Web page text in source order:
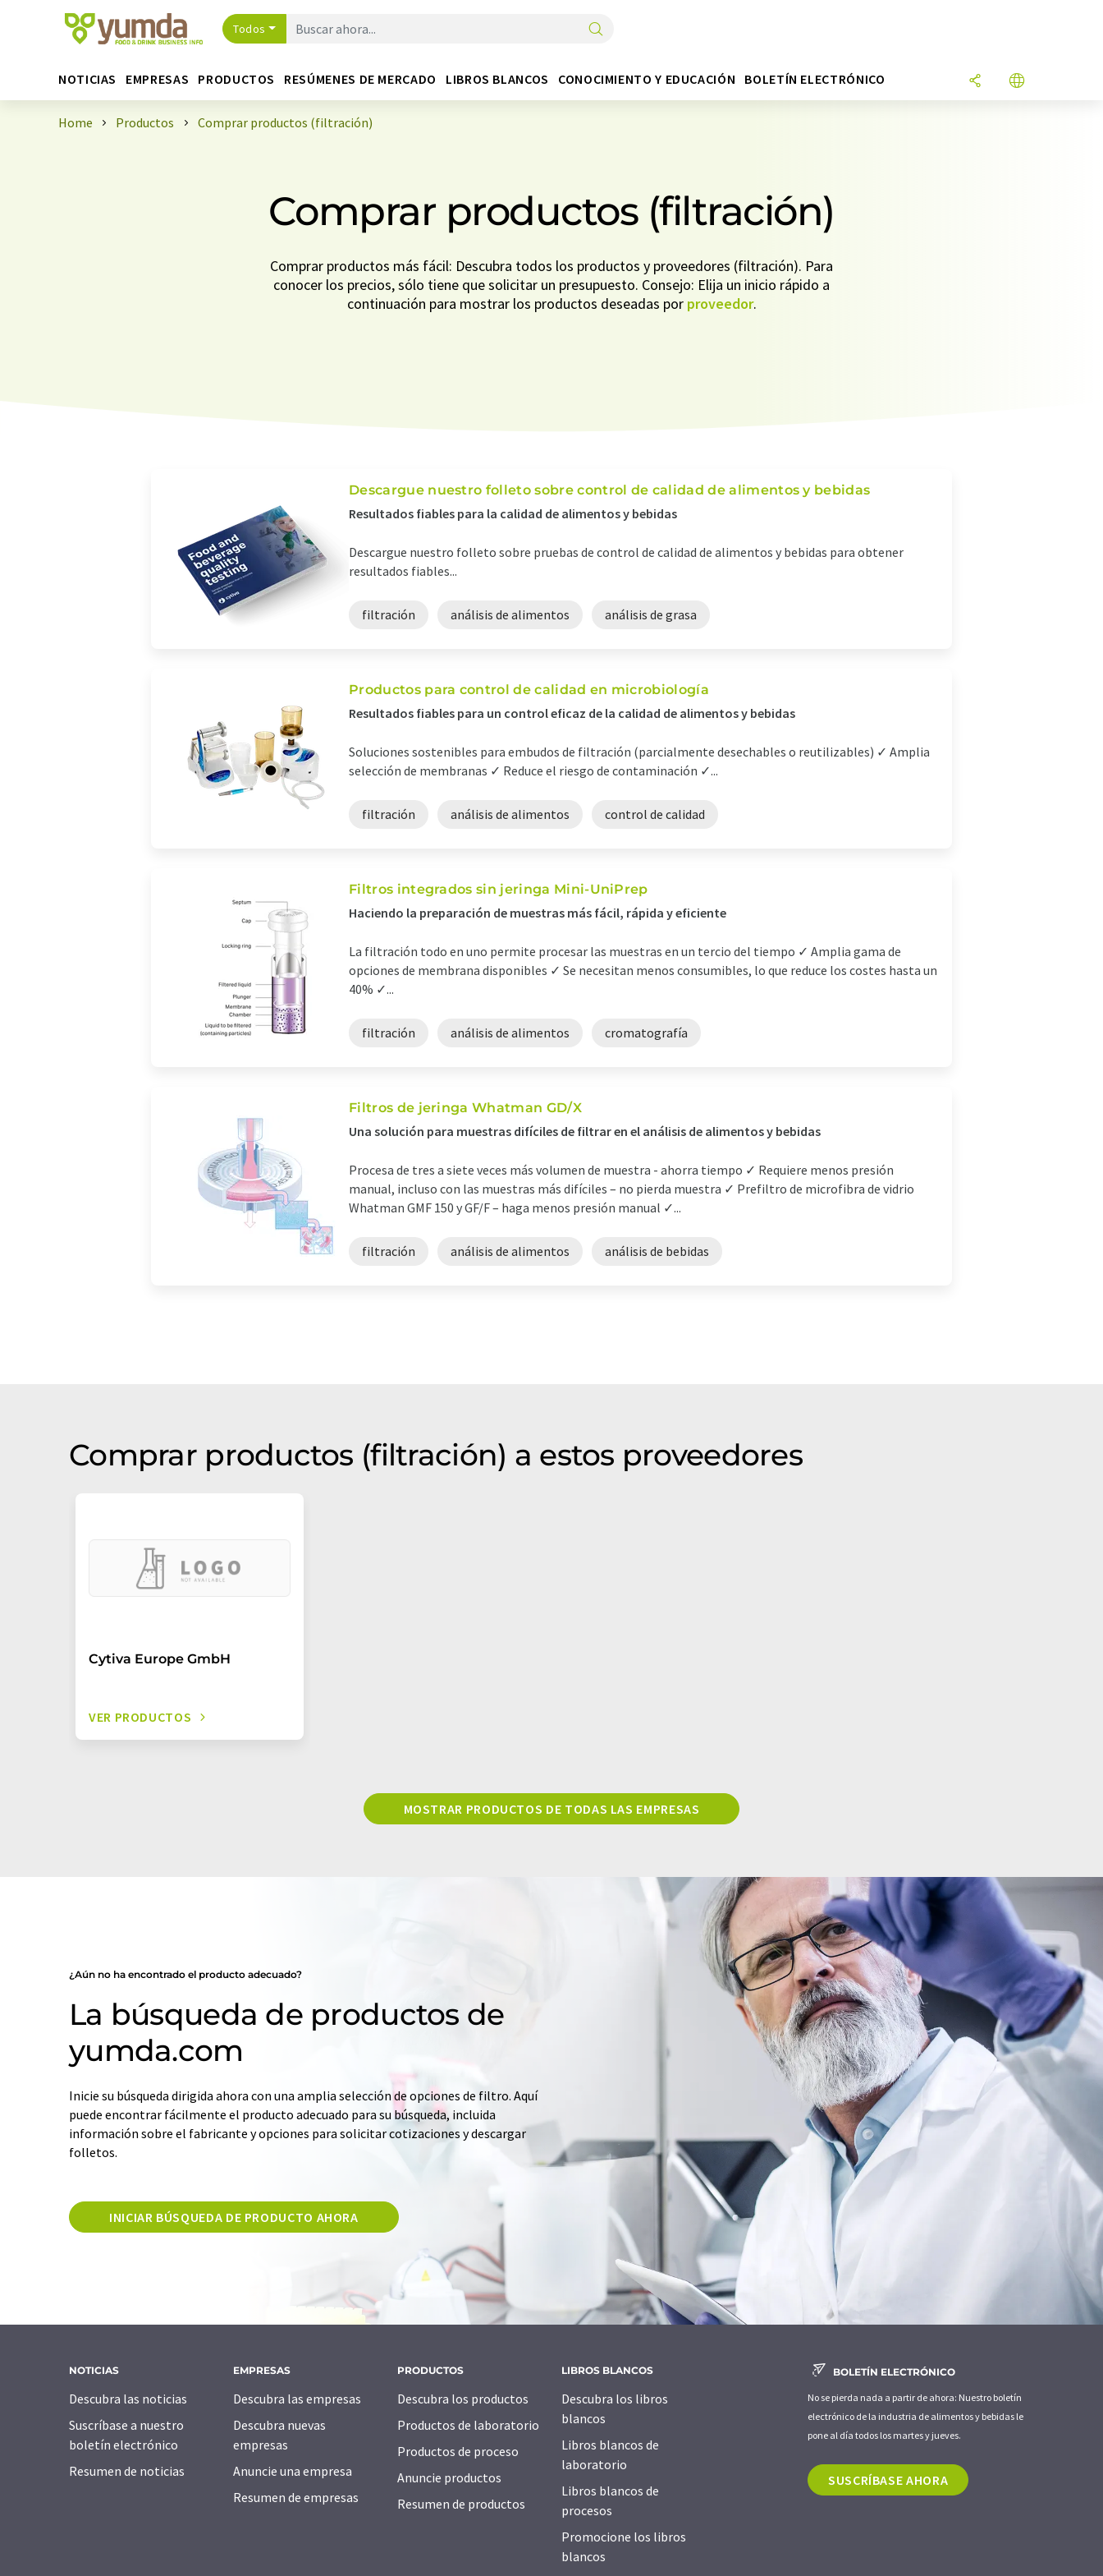
Todos
NOTICIAS EMPRESAS PRODUCTOS RESÚMENES DE MERCADO LIBROS BLANCOS CONOCIMIENTO Y EDUCACIÓN BOLETÍN ELECTRÓNICO
Home Productos Comprar productos (filtración)
Comprar productos (filtración)
Comprar productos más fácil: Descubra todos los productos y proveedores (filtración). Para
conocer los precios, sólo tiene que solicitar un presupuesto. Consejo: Elija un inicio rápido a
continuación para mostrar los productos deseadas por proveedor.
Descargue nuestro folleto sobre control de calidad de alimentos y bebidas
Resultados fiables para la calidad de alimentos y bebidas
Descargue nuestro folleto sobre pruebas de control de calidad de alimentos y bebidas para obtener
resultados fiables...
filtración análisis de alimentos análisis de grasa
Productos para control de calidad en microbiología
Resultados fiables para un control eficaz de la calidad de alimentos y bebidas
Soluciones sostenibles para embudos de filtración (parcialmente desechables o reutilizables) ✓ Amplia
selección de membranas ✓ Reduce el riesgo de contaminación ✓...
filtración análisis de alimentos control de calidad
Filtros integrados sin jeringa Mini-UniPrep
Haciendo la preparación de muestras más fácil, rápida y eficiente
La filtración todo en uno permite procesar las muestras en un tercio del tiempo ✓ Amplia gama de
opciones de membrana disponibles ✓ Se necesitan menos consumibles, lo que reduce los costes hasta un
40% ✓...
filtración análisis de alimentos cromatografía
Filtros de jeringa Whatman GD/X
Una solución para muestras difíciles de filtrar en el análisis de alimentos y bebidas
Procesa de tres a siete veces más volumen de muestra - ahorra tiempo ✓ Requiere menos presión
manual, incluso con las muestras más difíciles – no pierda muestra ✓ Prefiltro de microfibra de vidrio
Whatman GMF 150 y GF/F – haga menos presión manual ✓...
filtración análisis de alimentos análisis de bebidas
Comprar productos (filtración) a estos proveedores
Cytiva Europe GmbH
VER PRODUCTOS
MOSTRAR PRODUCTOS DE TODAS LAS EMPRESAS
¿Aún no ha encontrado el producto adecuado?
La búsqueda de productos de
yumda.com
Inicie su búsqueda dirigida ahora con una amplia selección de opciones de filtro. Aquí
puede encontrar fácilmente el producto adecuado para su búsqueda, incluida
información sobre el fabricante y opciones para solicitar cotizaciones y descargar
folletos.
INICIAR BÚSQUEDA DE PRODUCTO AHORA
NOTICIAS
Descubra las noticias
Suscríbase a nuestro
boletín electrónico
Resumen de noticias
EMPRESAS
Descubra las empresas
Descubra nuevas
empresas
Anuncie una empresa
Resumen de empresas
PRODUCTOS
Descubra los productos
Productos de laboratorio
Productos de proceso
Anuncie productos
Resumen de productos
LIBROS BLANCOS
Descubra los libros
blancos
Libros blancos de
laboratorio
Libros blancos de
procesos
Promocione los libros
blancos
BOLETÍN ELECTRÓNICO
No se pierda nada a partir de ahora: Nuestro boletín
electrónico de la industria de alimentos y bebidas le
pone al día todos los martes y jueves.
SUSCRÍBASE AHORA